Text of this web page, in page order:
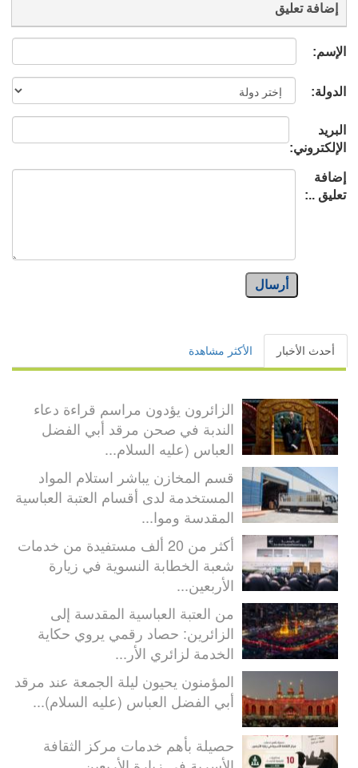
إضافة تعليق
الإسم:
الدولة:
البريد
الإلكتروني:
إضافة
تعليق ..:
أرسال
أحدث الأخبار الأكثر مشاهدة
الزائرون يؤدون مراسم قراءة دعاء
الندبة في صحن مرقد أبي الفضل
العباس (عليه السلام...
قسم المخازن يباشر استلام المواد
المستخدمة لدى أقسام العتبة العباسية
المقدسة وموا...
أكثر من 20 ألف مستفيدة من خدمات
شعبة الخطابة النسوية في زيارة
الأربعين...
من العتبة العباسية المقدسة إلى
الزائرين: حصاد رقمي يروي حكاية
الخدمة لزائري الأر...
المؤمنون يحيون ليلة الجمعة عند مرقد
أبي الفضل العباس (عليه السلام)...
حصيلة بأهم خدمات مركز الثقافة